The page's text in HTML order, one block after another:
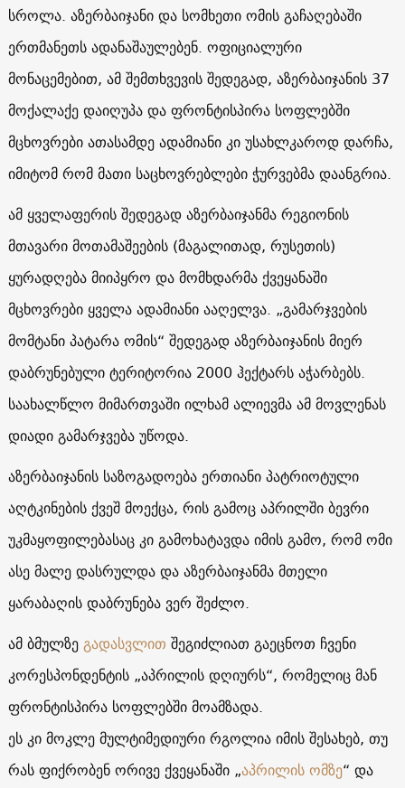
სროლა. აზერბაიჯანი და სომხეთი ომის გაჩაღებაში
ერთმანეთს ადანაშაულებენ. ოფიციალური
მონაცემებით, ამ შემთხვევის შედეგად, აზერბაიჯანის 37
მოქალაქე დაიღუპა და ფრონტისპირა სოფლებში
მცხოვრები ათასამდე ადამიანი კი უსახლკაროდ დარჩა,
იმიტომ რომ მათი საცხოვრებლები ჭურვებმა დაანგრია.
ამ ყველაფერის შედეგად აზერბაიჯანმა რეგიონის
მთავარი მოთამაშეების (მაგალითად, რუსეთის)
ყურადღება მიიპყრო და მომხდარმა ქვეყანაში
მცხოვრები ყველა ადამიანი ააღელვა. „გამარჯვების
მომტანი პატარა ომის“ შედეგად აზერბაიჯანის მიერ
დაბრუნებული ტერიტორია 2000 ჰექტარს აჭარბებს.
საახალწლო მიმართვაში ილხამ ალიევმა ამ მოვლენას
დიადი გამარჯვება უწოდა.
აზერბაიჯანის საზოგადოება ერთიანი პატრიოტული
აღტკინების ქვეშ მოექცა, რის გამოც აპრილში ბევრი
უკმაყოფილებასაც კი გამოხატავდა იმის გამო, რომ ომი
ასე მალე დასრულდა და აზერბაიჯანმა მთელი
ყარაბაღის დაბრუნება ვერ შეძლო.
ამ ბმულზეგადასვლით შეგიძლიათ გაეცნოთ ჩვენი
კორესპონდენტის „აპრილის დღიურს“, რომელიც მან
ფრონტისპირა სოფლებში მოამზადა.
ეს კი მოკლე მულტიმედიური რგოლია იმის შესახებ, თუ
რას ფიქრობენ ორივე ქვეყანაში „აპრილის ომზე“ და